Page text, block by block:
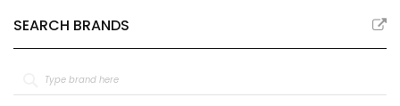
SEARCH BRANDS